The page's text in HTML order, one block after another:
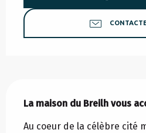
La maison du Breilh vous
Au coeur de la célèbre cité